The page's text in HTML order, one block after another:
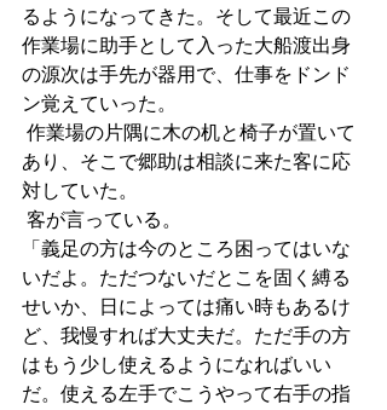
るようになってきた。そして最近この
作業場に助手として入った大船渡出身
の源次は手先が器用で、仕事をドンド
ン覚えていった。
あり、そこで郷助は相談に来た客に応
対していた。
客が言っている。
「義足の方は今のところ困ってはいな
いだよ。ただつないだとこを固く縛る
せいか、日によっては痛い時もあるけ
ど、我慢すれば大丈夫だ。ただ手の方
はもう少し使えるようになればいい
だ。使える左手でこうやって右手の指